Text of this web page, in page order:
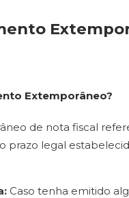
Extemporâneo?
de nota fiscal
prazo legal
Caso tenha emitido